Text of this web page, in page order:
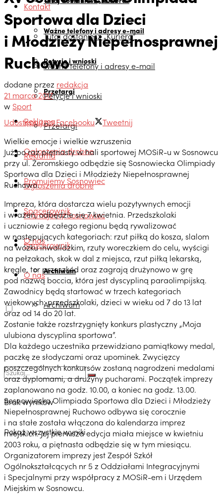
Ważne telefony i adresy e-mail
Petycje i wnioski
Przetargi
Reklama
Ogłoszenia drobne
Promujemy Sosnowiec
Spacerownik
O nas
Archiwum
Kontakt
Tutaj dostaniesz „Kuriera”
Ważne telefony i adresy e-mail
Petycje i wnioski
Przetargi
Reklama
Ogłoszenia drobne
Promujemy Sosnowiec
Spacerownik
O nas
Archiwum
Brak wyników
Pokaż wszystkie wyniki
Sportowa dla Dzieci
i Młodzieży Niepełnosprawnej
Ruchowo
dodane przez redakcja
21 marca 2017
w Sport
Udostępnij na Facebooku
Tweetnij
Wielkie emocje i wielkie wzruszenia
Już po raz piętnasty w hali sportowej MOSiR-u w Sosnowcu
przy ul. Żeromskiego odbędzie się Sosnowiecka Olimpiady
Sportowa dla Dzieci i Młodzieży Niepełnosprawnej
Ruchowo.
Impreza, która dostarcza wielu pozytywnych emocji
i wrażeń, odbędzie się 7 kwietnia. Przedszkolaki
i uczniowie z całego regionu będą rywalizować
w następujących kategoriach: rzut piłką do kosza, slalom
na wózku inwalidzkim, rzuty woreczkiem do celu, wyścigi
na pełzakach, skok w dal z miejsca, rzut piłką lekarską,
kręgle, tor przeszkód oraz zagrają drużynowo w grę
pod nazwą boccia, która jest dyscypliną paraolimpijską.
Zawodnicy będą startować w trzech kategoriach
wiekowych: przedszkolaki, dzieci w wieku od 7 do 13 lat
oraz od 14 do 20 lat.
Zostanie także rozstrzygnięty konkurs plastyczny „Moja
ulubiona dyscyplina sportowa”.
Dla każdego uczestnika przewidziano pamiątkowy medal,
paczkę ze słodyczami oraz upominek. Zwycięzcy
poszczególnych konkursów zostaną nagrodzeni medalami
oraz dyplomami, a drużyny pucharami. Początek imprezy
zaplanowano na godz. 10.00, a koniec na godz. 13.00.
Sosnowiecka Olimpiada Sportowa dla Dzieci i Młodzieży
Niepełnosprawnej Ruchowo odbywa się corocznie
i na stałe została włączona do kalendarza imprez
miejskich. Jej pierwsza edycja miała miejsce w kwietniu
2003 roku, a piętnasta odbędzie się w tym miesiącu.
Organizatorem imprezy jest Zespół Szkół
Ogólnokształcących nr 5 z Oddziałami Integracyjnymi
i Specjalnymi przy współpracy z MOSiR-em i Urzędem
Miejskim w Sosnowcu.